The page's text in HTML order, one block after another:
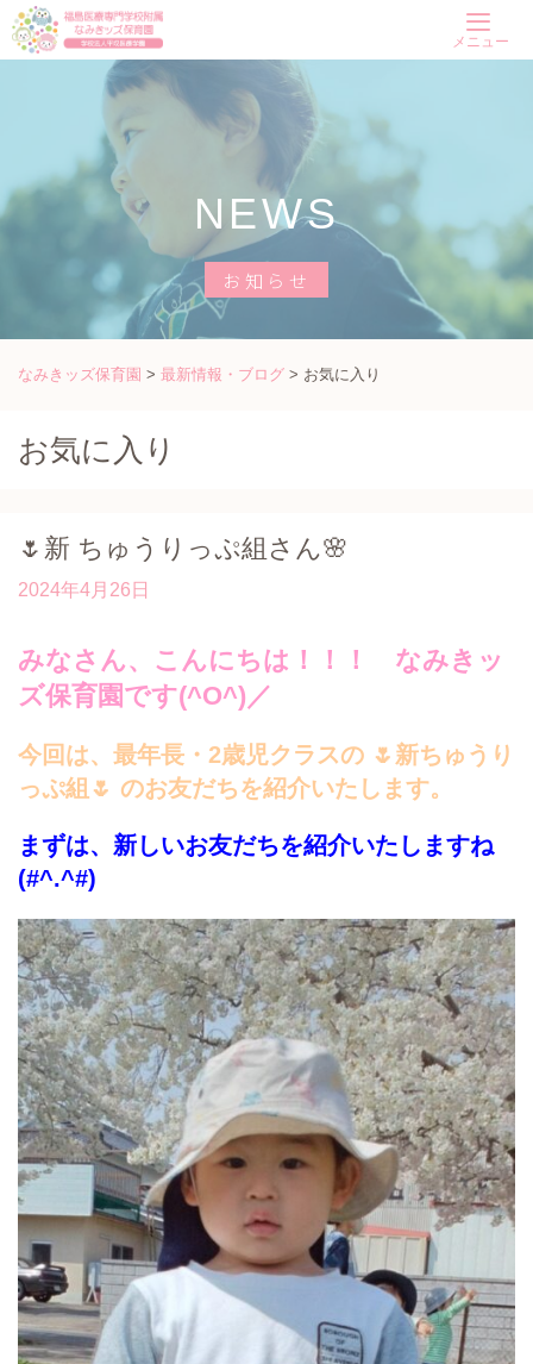
Skip
メニュー
NEWS
お知らせ
なみきッズ保育園 > 最新情報・ブログ > お気に入り
お気に入り
🌷新 ちゅうりっぷ組さん🌸
2024年4月26日
みなさん、こんにちは！！！ なみきッ
ズ保育園です(^O^)／
今回は、最年長・2歳児クラスの 🌷新ちゅうり
っぷ組🌷 のお友だちを紹介いたします。
まずは、新しいお友だちを紹介いたしますね
(#^.^#)